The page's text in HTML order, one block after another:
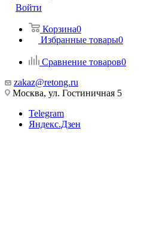
Войти
Корзина0
Избранные товары0
Сравнение товаров0
zakaz@retong.ru
Москва, ул. Гостиничная 5
Telegram
Яндекс.Дзен